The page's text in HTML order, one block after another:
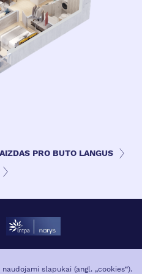
PRO BUTO LANGUS
MIESTE
slapukai (angl. „cookies“).